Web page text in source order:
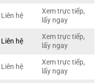
Liên hệ
Xem trực tiếp,
lấy ngay
Liên hệ
Xem trực tiếp,
lấy ngay
Liên hệ
Xem trực tiếp,
lấy ngay